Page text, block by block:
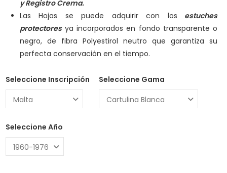
yRegistro Crema.
Las Hojas se puede adquirir con los estuches
protectoresya incorporados en fondo transparente o
negro, de fibra Polyestirol neutro que garantiza su
perfecta conservación en el tiempo.
Seleccione Inscripción Seleccione Gama
Seleccione Año